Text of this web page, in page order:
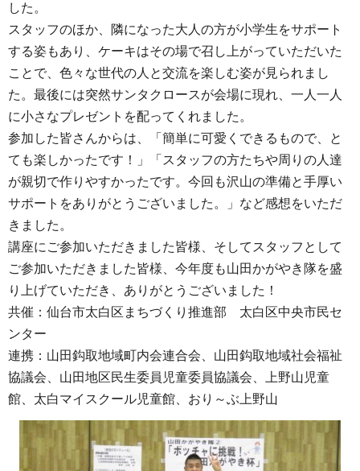
した。
スタッフのほか、隣になった大人の方が小学生をサポート
する姿もあり、ケーキはその場で召し上がっていただいた
ことで、色々な世代の人と交流を楽しむ姿が見られまし
た。最後には突然サンタクロースが会場に現れ、一人一人
に小さなプレゼントを配ってくれました。
参加した皆さんからは、「簡単に可愛くできるもので、と
ても楽しかったです！」「スタッフの方たちや周りの人達
が親切で作りやすかったです。今回も沢山の準備と手厚い
サポートをありがとうございました。」など感想をいただ
きました。
講座にご参加いただきました皆様、そしてスタッフとして
ご参加いただきました皆様、今年度も山田かがやき隊を盛
り上げていただき、ありがとうございました！
共催：仙台市太白区まちづくり推進部 太白区中央市民セ
ンター
連携：山田鈎取地域町内会連合会、山田鈎取地域社会福祉
協議会、山田地区民生委員児童委員協議会、上野山児童
館、太白マイスクール児童館、おり～ぶ上野山